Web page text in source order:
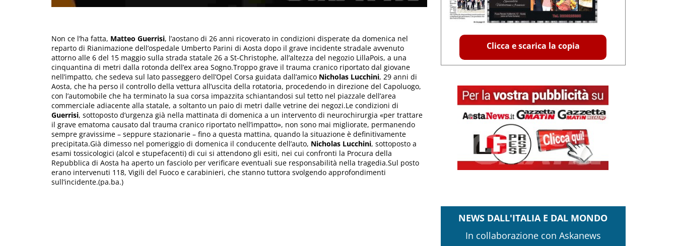
Non ce l’ha fatta, Matteo Guerrisi, l’aostano di 26 anni ricoverato in condizioni disperate da domenica nel
reparto di Rianimazione dell’ospedale Umberto Parini di Aosta dopo il grave incidente stradale avvenuto
attorno alle 6 del 15 maggio sulla strada statale 26 a St-Christophe, all’altezza del negozio LillaPois, a una
cinquantina di metri dalla rotonda dell’ex area Sogno.Troppo grave il trauma cranico riportato dal giovane
nell’impatto, che sedeva sul lato passeggero dell’Opel Corsa guidata dall’amico Nicholas Lucchini, 29 anni di
Aosta, che ha perso il controllo della vettura all’uscita della rotatoria, procedendo in direzione del Capoluogo,
con l’automobile che ha terminato la sua corsa impazzita schiantandosi sul tetto nel piazzale dell’area
commerciale adiacente alla statale, a soltanto un paio di metri dalle vetrine dei negozi.Le condizioni di
Guerrisi, sottoposto d’urgenza già nella mattinata di domenica a un intervento di neurochirurgia «per trattare
il grave ematoma causato dal trauma cranico riportato nell’impatto», non sono mai migliorate, permanendo
sempre gravissime – seppure stazionarie – fino a questa mattina, quando la situazione è definitivamente
precipitata.Già dimesso nel pomeriggio di domenica il conducente dell’auto, Nicholas Lucchini, sottoposto a
esami tossicologici (alcol e stupefacenti) di cui si attendono gli esiti, nei cui confronti la Procura della
Repubblica di Aosta ha aperto un fasciolo per verificare eventuali sue responsabilità nella tragedia.Sul posto
erano intervenuti 118, Vigili del Fuoco e carabinieri, che stanno tuttora svolgendo approfondimenti
sull’incidente.(pa.ba.)
Clicca e scarica la copia
NEWS DALL'ITALIA E DAL MONDO
In collaborazione con Askanews